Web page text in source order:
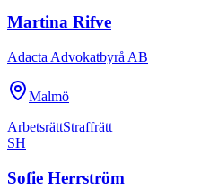
Martina Rifve
Adacta Advokatbyrå AB
Malmö
ArbetsrättStraffrätt
SH
Sofie Herrström